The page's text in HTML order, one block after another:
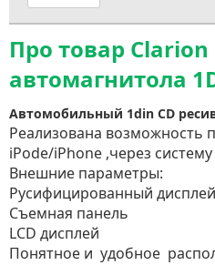
Про товар Clarion
автомагнитола
Автомобильный 1din CD
Реализована возможность
iPode/iPhone ,через
Внешние параметры:
Русифицированный
Съемная панель
LCD дисплей
Понятное и удобное